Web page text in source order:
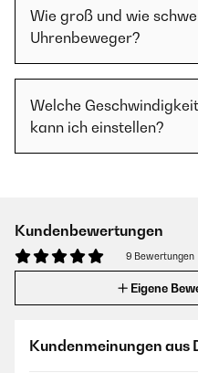
Wie groß und wie
Uhrenbeweger?
Welche
kann ich einstellen?
Kundenbewertungen
9 Bewertungen
Eigene
Kundenmeinungen aus